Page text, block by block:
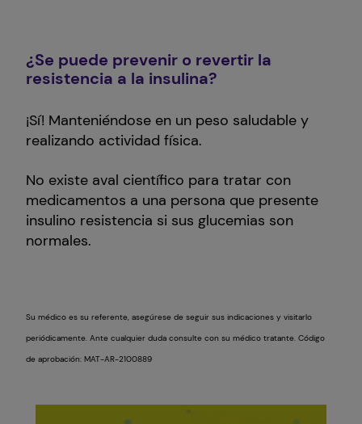
¿Se puede prevenir o revertir la
resistencia a la insulina?
¡Sí! Manteniéndose en un peso saludable y
realizando actividad física.
No existe aval científico para tratar con
medicamentos a una persona que presente
insulino resistencia si sus glucemias son
normales.
Su médico es su referente, asegúrese de seguir sus indicaciones y visitarlo
periódicamente. Ante cualquier duda consulte con su médico tratante. Código
de aprobación: MAT-AR-2100889